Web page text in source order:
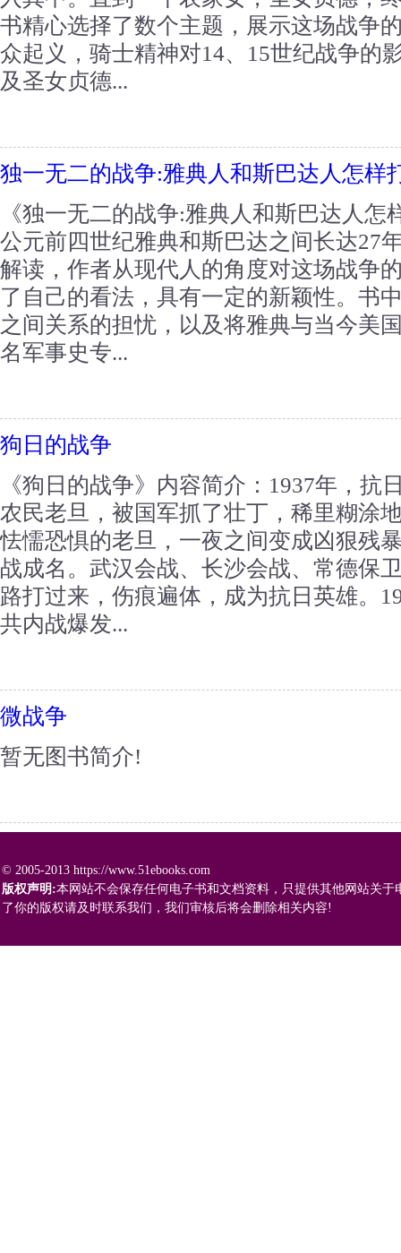
书精心选择了数个主题，展示这场战争
众起义，骑士精神对14、15世纪战争的
及圣女贞德...
独一无二的战争:雅典人和斯巴达人怎样
《独一无二的战争:雅典人和斯巴达人
公元前四世纪雅典和斯巴达之间长达27
解读，作者从现代人的角度对这场战争
了自己的看法，具有一定的新颖性。书
之间关系的担忧，以及将雅典与当今美
名军事史专...
狗日的战争
《狗日的战争》内容简介：1937年，抗
农民老旦，被国军抓了壮丁，稀里糊涂
怯懦恐惧的老旦，一夜之间变成凶狠残
战成名。武汉会战、长沙会战、常德保
路打过来，伤痕遍体，成为抗日英雄。
共内战爆发...
微战争
暂无图书简介!
© 2005-2013 https://www.51ebooks.com
版权声明:本网站不会保存任何电子书和文档资料，只提供其他网站关
了你的版权请及时联系我们，我们审核后将会删除相关内容!